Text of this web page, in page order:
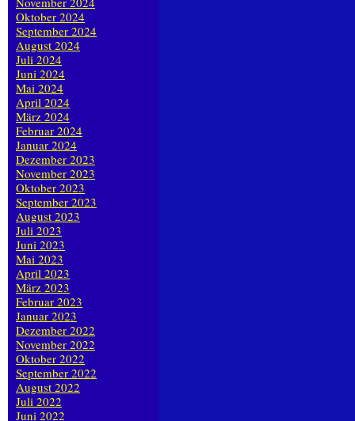
Oktober 2024
September 2024
August 2024
Juli 2024
Juni 2024
Mai 2024
April 2024
März 2024
Februar 2024
Januar 2024
Dezember 2023
November 2023
Oktober 2023
September 2023
August 2023
Juli 2023
Juni 2023
Mai 2023
April 2023
März 2023
Februar 2023
Januar 2023
Dezember 2022
November 2022
Oktober 2022
September 2022
August 2022
Juli 2022
Juni 2022